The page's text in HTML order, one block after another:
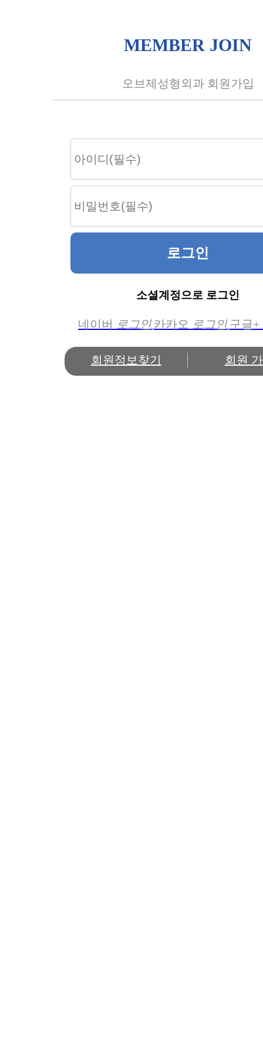
MEMBER JOIN
오브제성형외과 회원가입
소셜계정으로 로그인
네이버 로그인 카카오 로그인 구글+
회원정보찾기 회원